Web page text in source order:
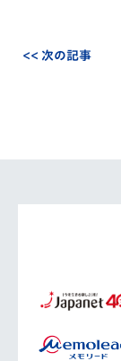
<< 次の記事